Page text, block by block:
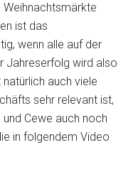
Weihnachtsmärkte
ist das
wenn alle auf der
Jahreserfolg wird also
auch viele
sehr relevant ist,
Cewe auch noch
in folgendem Video